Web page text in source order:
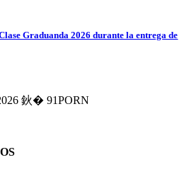
Graduanda 2026 durante la entrega de
鈥� 91PORN